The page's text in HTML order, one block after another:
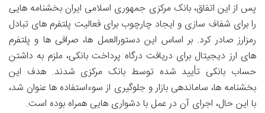
پس از این اتفاق، بانک مرکزی جمهوری اسلامی ایران بخشنامه هایی
را برای شفاف سازی و ایجاد چارچوب برای فعالیت پلتفرم های تبادل
رمزارز صادر کرد. بر اساس این دستورالعمل ها، صرافی ها و پلتفرم
های ارز دیجیتال برای دریافت درگاه پرداخت بانکی، ملزم به داشتن
حساب بانکی تأیید شده توسط بانک مرکزی شدند. هدف این
بخشنامه ها، ساماندهی بازار و جلوگیری از سوءاستفاده ها عنوان شد،
با این حال، اجرای آن در عمل با دشواری هایی همراه بوده است.